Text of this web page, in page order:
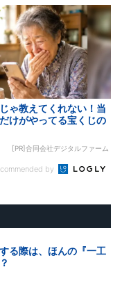
ゃ教えてくれない！当
けがやってる宝くじの
[PR]合同会社デジタルファーム
by
る際は、ほんの『一工